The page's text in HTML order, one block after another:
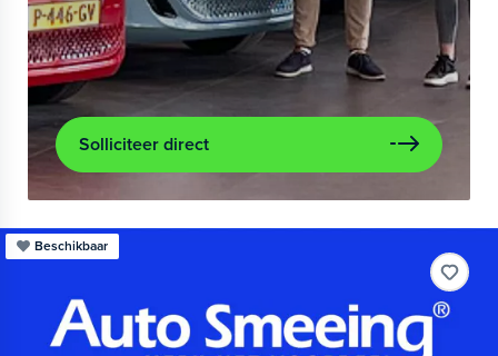
Solliciteer direct
Beschikbaar